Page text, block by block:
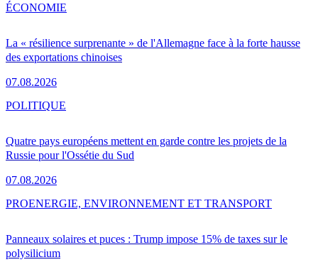
La « résilience surprenante » de l'Allemagne face à la forte hausse
des exportations chinoises
07.08.2026
ÉCONOMIE
Quatre pays européens mettent en garde contre les projets de la
Russie pour l'Ossétie du Sud
07.08.2026
POLITIQUE
Panneaux solaires et puces : Trump impose 15% de taxes sur le
polysilicium
PROENERGIE, ENVIRONNEMENT ET TRANSPORT